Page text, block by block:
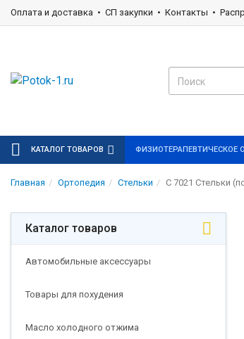
Оплата и доставка СП закупки Контакты
КАТАЛОГ ТОВАРОВ ФИЗИОТЕРАПЕВТИЧЕСКОЕ
Главная Ортопедия Стельки С 7021 Стельки
Каталог товаров
Автомобильные аксессуары
Товары для похудения
Масло холодного отжима